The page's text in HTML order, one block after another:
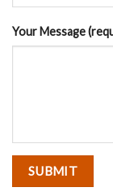
Your Message